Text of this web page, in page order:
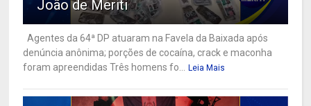
João de Meriti
Agentes da 64ª DP atuaram na Favela da Baixada após
denúncia anônima; porções de cocaína, crack e maconha
foram apreendidas Três homens fo... Leia Mais